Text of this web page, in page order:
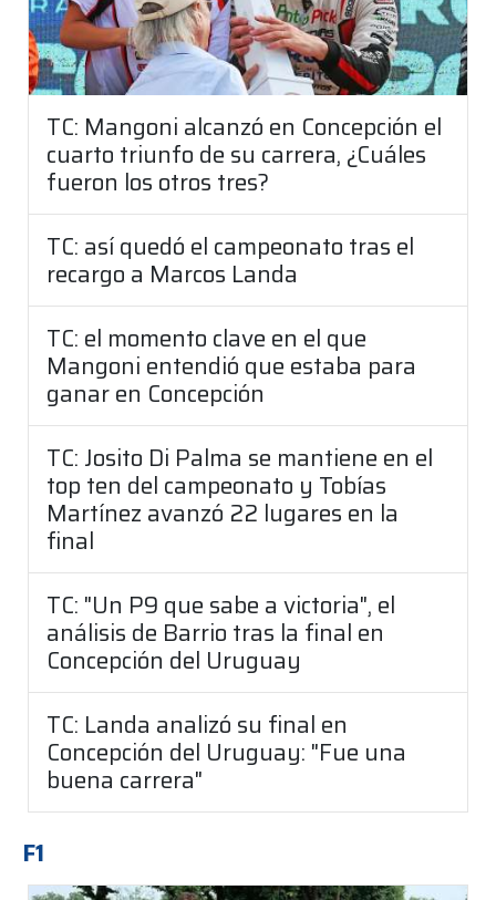
TC: Mangoni alcanzó en Concepción el
cuarto triunfo de su carrera, ¿Cuáles
fueron los otros tres?
TC: así quedó el campeonato tras el
recargo a Marcos Landa
TC: el momento clave en el que
Mangoni entendió que estaba para
ganar en Concepción
TC: Josito Di Palma se mantiene en el
top ten del campeonato y Tobías
Martínez avanzó 22 lugares en la
final
TC: "Un P9 que sabe a victoria", el
análisis de Barrio tras la final en
Concepción del Uruguay
TC: Landa analizó su final en
Concepción del Uruguay: "Fue una
buena carrera"
F1